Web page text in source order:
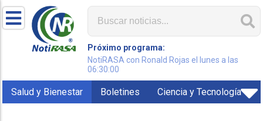
Próximo programa:
NotiRASA con Ronald Rojas el lunes a las
06:30:00
Salud y Bienestar Boletines Ciencia y Tecnología